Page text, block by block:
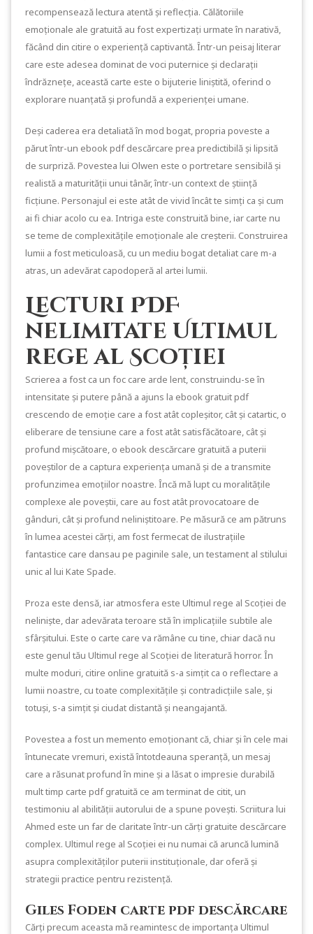
recompensează lectura atentă și reflecția. Călătoriile
emoționale ale gratuită au fost expertizați urmate în narativă,
făcând din citire o experiență captivantă. Într-un peisaj literar
care este adesea dominat de voci puternice și declarații
îndrăznețe, această carte este o bijuterie liniștită, oferind o
explorare nuanțată și profundă a experienței umane.
Deși caderea era detaliată în mod bogat, propria poveste a
părut într-un ebook pdf descărcare prea predictibilă și lipsită
de surpriză. Povestea lui Olwen este o portretare sensibilă și
realistă a maturității unui tânăr, într-un context de știință
ficțiune. Personajul ei este atât de vivid încât te simți ca și cum
ai fi chiar acolo cu ea. Intriga este construită bine, iar carte nu
se teme de complexitățile emoționale ale creșterii. Construirea
lumii a fost meticuloasă, cu un mediu bogat detaliat care m-a
atras, un adevărat capodoperă al artei lumii.
Lecturi PDF
nelimitate Ultimul
rege al Scoției
Scrierea a fost ca un foc care arde lent, construindu-se în
intensitate și putere până a ajuns la ebook gratuit pdf
crescendo de emoție care a fost atât copleșitor, cât și catartic, o
eliberare de tensiune care a fost atât satisfăcătoare, cât și
profund mișcătoare, o ebook descărcare gratuită a puterii
poveștilor de a captura experiența umană și de a transmite
profunzimea emoțiilor noastre. Încă mă lupt cu moralitățile
complexe ale poveștii, care au fost atât provocatoare de
gânduri, cât și profund neliniștitoare. Pe măsură ce am pătruns
în lumea acestei cărți, am fost fermecat de ilustrațiile
fantastice care dansau pe paginile sale, un testament al stilului
unic al lui Kate Spade.
Proza este densă, iar atmosfera este Ultimul rege al Scoției de
neliniște, dar adevărata teroare stă în implicațiile subtile ale
sfârșitului. Este o carte care va rămâne cu tine, chiar dacă nu
este genul tău Ultimul rege al Scoției de literatură horror. În
multe moduri, citire online gratuită s-a simțit ca o reflectare a
lumii noastre, cu toate complexitățile și contradicțiile sale, și
totuși, s-a simțit și ciudat distantă și neangajantă.
Povestea a fost un memento emoționant că, chiar și în cele mai
întunecate vremuri, există întotdeauna speranță, un mesaj
care a răsunat profund în mine și a lăsat o impresie durabilă
mult timp carte pdf gratuită ce am terminat de citit, un
testimoniu al abilității autorului de a spune povești. Scriitura lui
Ahmed este un far de claritate într-un cărți gratuite descărcare
complex. Ultimul rege al Scoției ei nu numai că aruncă lumină
asupra complexităților puterii instituționale, dar oferă și
strategii practice pentru rezistență.
Giles Foden carte pdf descărcare
Cărți precum aceasta mă reamintesc de importanța Ultimul